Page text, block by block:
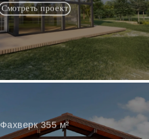
Фахверк 355 м²